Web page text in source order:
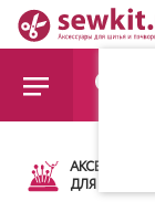
АКСЕССУАРЫ
ДЛЯ ШИТЬЯ